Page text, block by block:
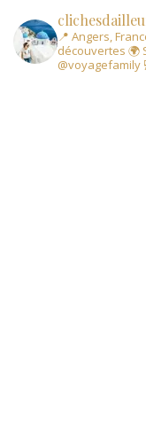
📍 Angers,
découvertes 🌍
@voyagefamily